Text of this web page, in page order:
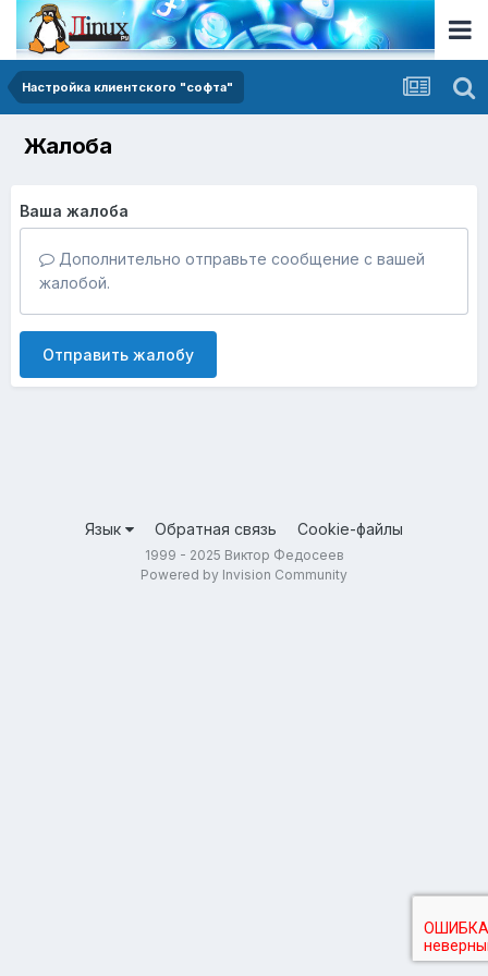
Настройка клиентского "софта"
Жалоба
Ваша жалоба
Дополнительно отправьте сообщение с вашей
жалобой.
Отправить жалобу
Язык Обратная связь Cookie-файлы
1999 - 2025 Виктор Федосеев
Powered by Invision Community